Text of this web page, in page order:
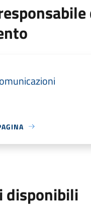
disponibili